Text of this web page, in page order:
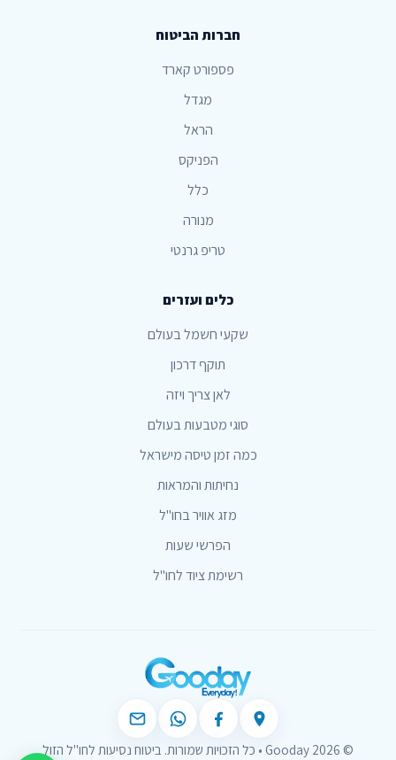
חברות הביטוח
פספורט קארד
מגדל
הראל
הפניקס
כלל
מנורה
טריפ גרנטי
כלים ועזרים
שקעי חשמל בעולם
תוקף דרכון
לאן צריך ויזה
סוגי מטבעות בעולם
כמה זמן טיסה מישראל
נחיתות והמראות
מזג אוויר בחו"ל
הפרשי שעות
רשימת ציוד לחו"ל
© 2026 Gooday • כל הזכויות שמורות. ביטוח נסיעות לחו"ל הזול